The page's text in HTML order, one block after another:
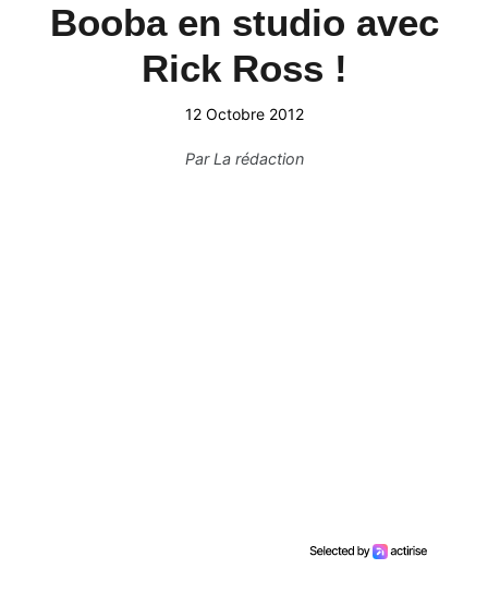
Booba en studio avec
Rick Ross !
12 Octobre 2012
ParLa rédaction